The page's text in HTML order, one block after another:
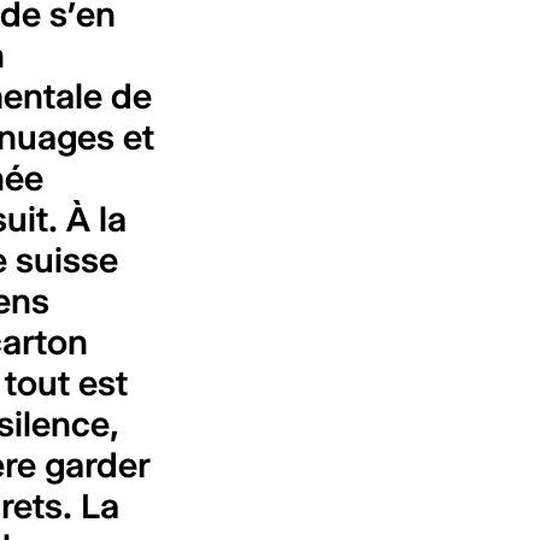
s’en
de
et
À la
suisse
tout est
garder
La